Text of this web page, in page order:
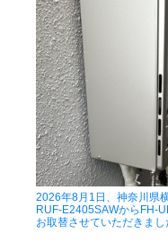
2026年8月1日、神奈川県
RUF-E2405SAWからFH-
お取替させていただきまし